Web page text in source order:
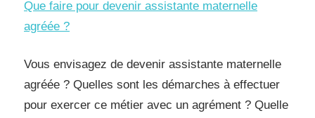
Que faire pour devenir assistante maternelle
agréée ?
Vous envisagez de devenir assistante maternelle
agréée ? Quelles sont les démarches à effectuer
pour exercer ce métier avec un agrément ? Quelle